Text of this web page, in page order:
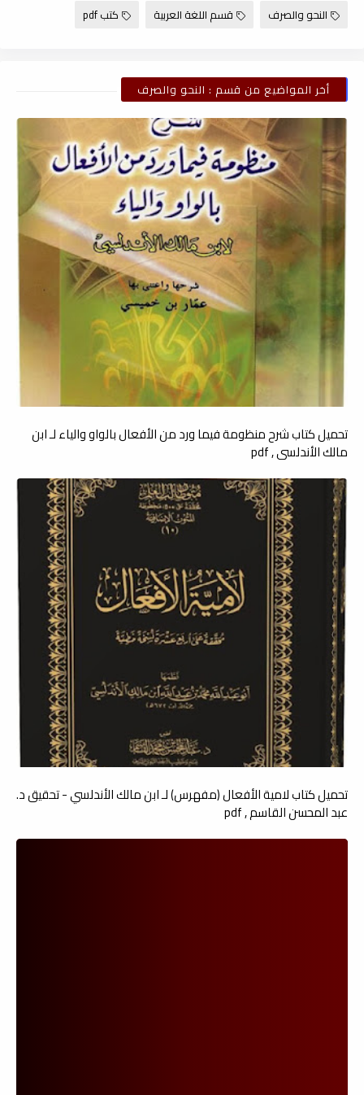
النحو والصرف قسم اللغة العربية كتب pdf
أخر المواضيع من قسم : النحو والصرف
تحميل كتاب شرح منظومة فيما ورد من الأفعال بالواو والياء لـ ابن
مالك الأندلسي , pdf
تحميل كتاب لامية الأفعال (مفهرس) لـ ابن مالك الأندلسي - تحقيق د.
عبد المحسن القاسم , pdf